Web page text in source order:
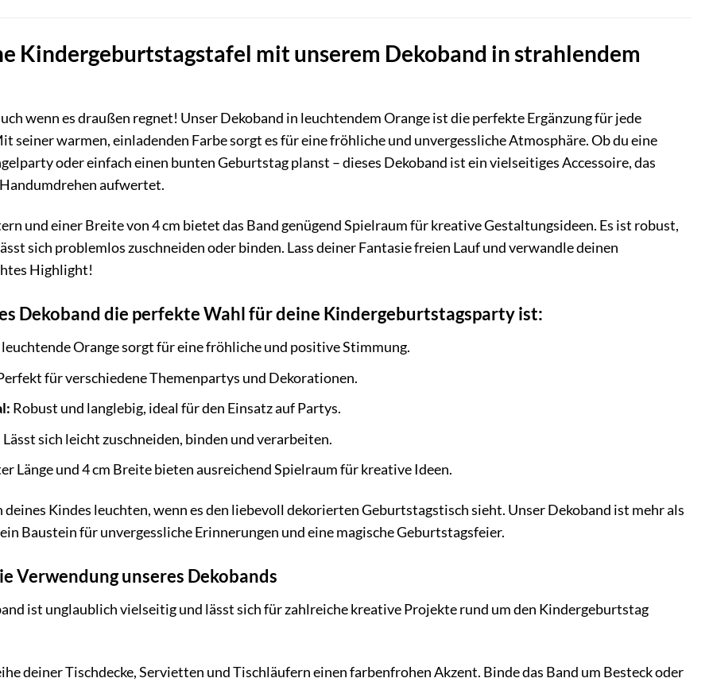
Kindergeburtstagstafel mit unserem Dekoband in strahlendem
wenn es draußen regnet! Unser Dekoband in leuchtendem Orange ist die perfekte Ergänzung für jede
seiner warmen, einladenden Farbe sorgt es für eine fröhliche und unvergessliche Atmosphäre. Ob du eine
oder einfach einen bunten Geburtstag planst – dieses Dekoband ist ein vielseitiges Accessoire, das
aufwertet.
und einer Breite von 4 cm bietet das Band genügend Spielraum für kreative Gestaltungsideen. Es ist robust,
sich problemlos zuschneiden oder binden. Lass deiner Fantasie freien Lauf und verwandle deinen
Highlight!
Dekoband die perfekte Wahl für deine Kindergeburtstagsparty ist:
leuchtende Orange sorgt für eine fröhliche und positive Stimmung.
für verschiedene Themenpartys und Dekorationen.
Robust und langlebig, ideal für den Einsatz auf Partys.
Lässt sich leicht zuschneiden, binden und verarbeiten.
Länge und 4 cm Breite bieten ausreichend Spielraum für kreative Ideen.
deines Kindes leuchten, wenn es den liebevoll dekorierten Geburtstagstisch sieht. Unser Dekoband ist mehr als
Baustein für unvergessliche Erinnerungen und eine magische Geburtstagsfeier.
Verwendung unseres Dekobands
ist unglaublich vielseitig und lässt sich für zahlreiche kreative Projekte rund um den Kindergeburtstag
deiner Tischdecke, Servietten und Tischläufern einen farbenfrohen Akzent. Binde das Band um Besteck oder